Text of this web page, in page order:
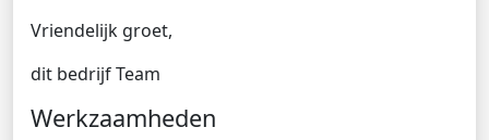
Vriendelijk groet,
dit bedrijf Team
Werkzaamheden